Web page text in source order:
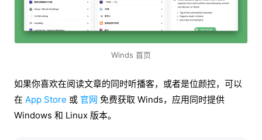
Winds 首页
如果你喜欢在阅读文章的同时听播客，或者是位颜控，可以
在 App Store 或 官网 免费获取 Winds，应用同时提供
Windows 和 Linux 版本。